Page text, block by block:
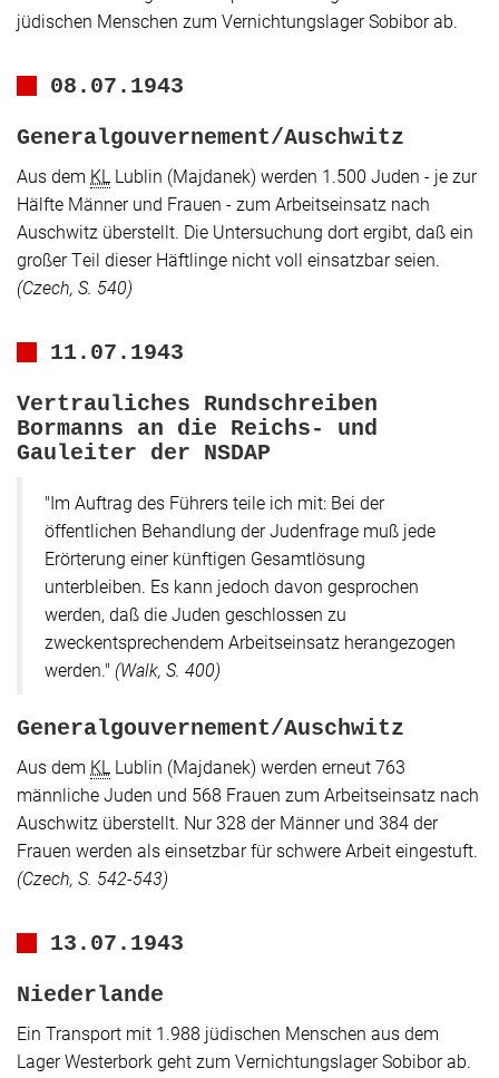
jüdischen Menschen zum Vernichtungslager Sobibor ab.
08.07.1943
Generalgouvernement/Auschwitz
Aus dem KL Lublin (Majdanek) werden 1.500 Juden - je zur
Hälfte Männer und Frauen - zum Arbeitseinsatz nach
Auschwitz überstellt. Die Untersuchung dort ergibt, daß ein
großer Teil dieser Häftlinge nicht voll einsatzbar seien.
(Czech, S. 540)
11.07.1943
Vertrauliches Rundschreiben
Bormanns an die Reichs- und
Gauleiter der NSDAP
"Im Auftrag des Führers teile ich mit: Bei der
öffentlichen Behandlung der Judenfrage muß jede
Erörterung einer künftigen Gesamtlösung
unterbleiben. Es kann jedoch davon gesprochen
werden, daß die Juden geschlossen zu
zweckentsprechendem Arbeitseinsatz herangezogen
werden." (Walk, S. 400)
Generalgouvernement/Auschwitz
Aus dem KL Lublin (Majdanek) werden erneut 763
männliche Juden und 568 Frauen zum Arbeitseinsatz nach
Auschwitz überstellt. Nur 328 der Männer und 384 der
Frauen werden als einsetzbar für schwere Arbeit eingestuft.
(Czech, S. 542-543)
13.07.1943
Niederlande
Ein Transport mit 1.988 jüdischen Menschen aus dem
Lager Westerbork geht zum Vernichtungslager Sobibor ab.